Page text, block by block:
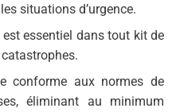
situations d’urgence.
essentiel dans tout kit de
conforme aux normes de
éliminant au minimum